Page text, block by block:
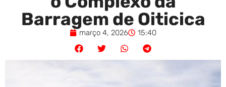
Barragem de Oiticica
março 4, 2026 15:40